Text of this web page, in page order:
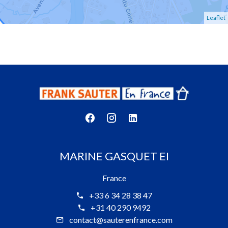
Leaflet
MARINE GASQUET EI
France
+33 6 34 28 38 47
+31 40 290 9492
contact@sauterenfrance.com